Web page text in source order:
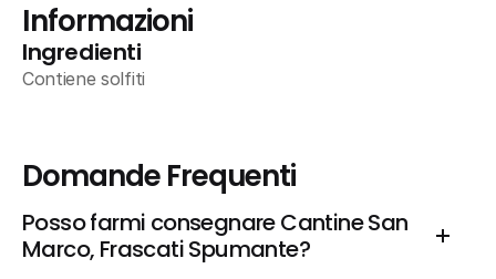
Informazioni
Ingredienti
Contiene solfiti
Domande Frequenti
Posso farmi consegnare Cantine San
Marco, Frascati Spumante?